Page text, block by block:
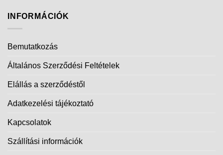
INFORMÁCIÓK
Bemutatkozás
Általános Szerződési Feltételek
Elállás a szerződéstől
Adatkezelési tájékoztató
Kapcsolatok
Szállítási információk